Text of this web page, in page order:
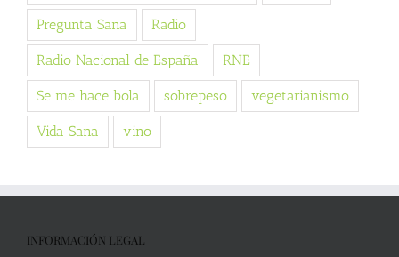
Pregunta Sana Radio
Radio Nacional de España RNE
Se me hace bola sobrepeso vegetarianismo
Vida Sana vino
INFORMACIÓN LEGAL